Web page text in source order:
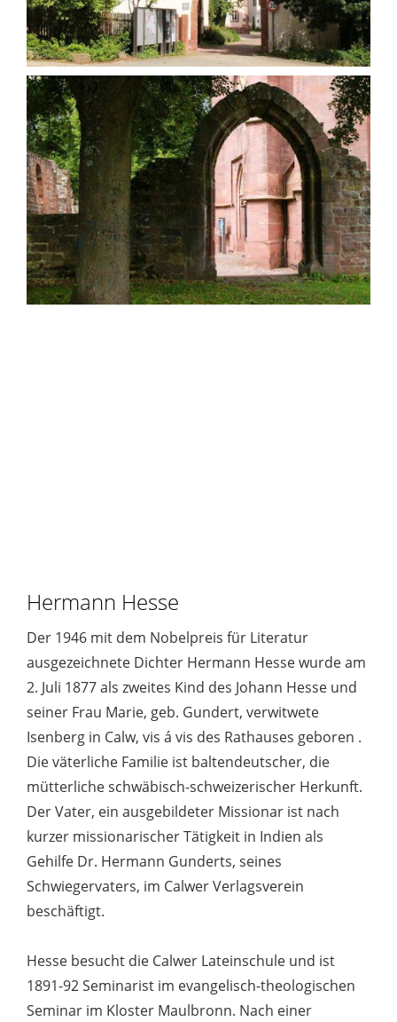
Hermann Hesse
Der 1946 mit dem Nobelpreis für Literatur
ausgezeichnete Dichter Hermann Hesse wurde am
2. Juli 1877 als zweites Kind des Johann Hesse und
seiner Frau Marie, geb. Gundert, verwitwete
Isenberg in Calw, vis á vis des Rathauses geboren .
Die väterliche Familie ist baltendeutscher, die
mütterliche schwäbisch-schweizerischer Herkunft.
Der Vater, ein ausgebildeter Missionar ist nach
kurzer missionarischer Tätigkeit in Indien als
Gehilfe Dr. Hermann Gunderts, seines
Schwiegervaters, im Calwer Verlagsverein
beschäftigt.
Hesse besucht die Calwer Lateinschule und ist
1891-92 Seminarist im evangelisch-theologischen
Seminar im Kloster Maulbronn. Nach einer